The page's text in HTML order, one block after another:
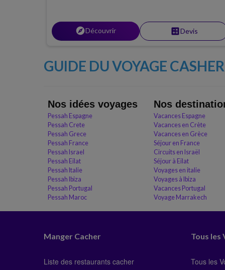
exploreDécouvrir calculateDevis
GUIDE DU VOYAGE
Nos idées voyages Nos
Pessah Espagne Vacances Espagne
Pessah Crete
Vacances en Crète
Pessah Grece
Vacances en Grèce
Pessah France
Séjour en France
Pessah Israel
Circuits en Israël
Pessah Eilat
Séjour à Eilat
Pessah Italie
Voyages en italie
Pessah Ibiza
Voyages à Ibiza
Pessah Portugal
Vacances Portugal
Pessah Maroc
Voyage Marrakech
Manger Cacher
Liste des restaurants cacher
Tous les
Tous les